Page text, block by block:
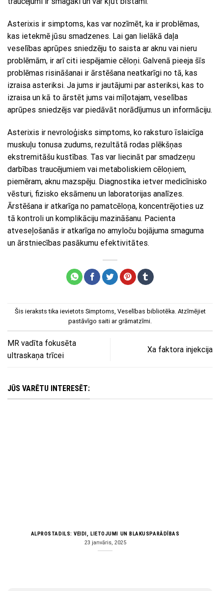
Asterixis ir simptoms, kas var nozīmēt, ka ir problēmas,
kas ietekmē jūsu smadzenes. Lai gan lielākā daļa
veselības aprūpes sniedzēju to saista ar aknu vai nieru
problēmām, ir arī citi iespējamie cēloņi. Galvenā pieeja šīs
problēmas risināšanai ir ārstēšana neatkarīgi no tā, kas
izraisa asteriksi. Ja jums ir jautājumi par asteriksi, kas to
izraisa un kā to ārstēt jums vai mīļotajam, veselības
aprūpes sniedzējs var piedāvāt norādījumus un informāciju.
Asterixis ir nevroloģisks simptoms, ko raksturo īslaicīga
muskuļu tonusa zudums, rezultātā rodas plēkšņas
ekstremitāšu kustības. Tas var liecināt par smadzeņu
darbības traucējumiem vai metaboliskiem cēloņiem,
piemēram, aknu mazspēju. Diagnostika ietver medicīnisko
vēsturi, fizisko eksāmenu un laboratorijas analīzes.
Ārstēšana ir atkarīga no pamatcēloņa, koncentrējoties uz
tā kontroli un komplikāciju mazināšanu. Pacienta
atveseļošanās ir atkarīga no amyloču bojājuma smaguma
un ārstniecības pasākumu efektivitātes.
Šis ieraksts tika ievietots Simptoms, Veselības bibliotēka. Atzīmējiet
pastāvīgo saiti ar grāmatzīmi.
MR vadīta fokusēta
ultraskaņa trīcei
Xa faktora injekcija
JŪS VARĒTU INTERESĒT:
ALPROSTADILS: VEIDI, LIETOJUMI UN BLAKUSPARĀDĪBAS
23 janvāris, 2025